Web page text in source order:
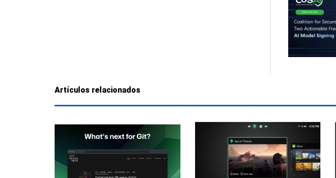
Artículos relacionados